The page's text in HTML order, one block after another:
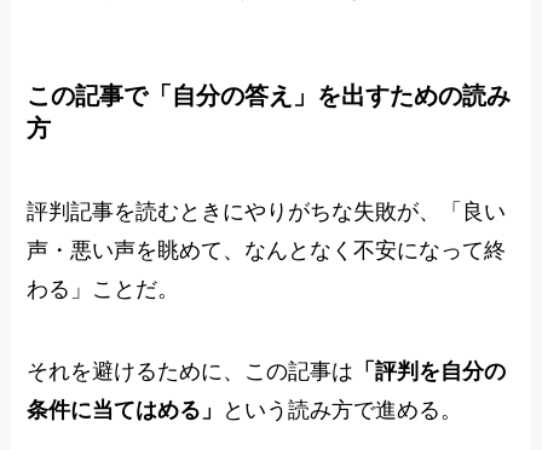
この記事で「自分の答え」を出すための読み
方
評判記事を読むときにやりがちな失敗が、「良い
声・悪い声を眺めて、なんとなく不安になって終
わる」ことだ。
それを避けるために、この記事は 「評判を自分の
条件に当てはめる」
という読み方で進める。